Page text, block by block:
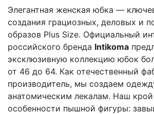
Элегантная женская юбка —
создания грациозных, деловых и
образов Plus Size. Официальный
российского бренда Intikoma
эксклюзивную коллекцию юбок
от 46 до 64. Как отечественный
производитель, мы создаем
анатомическим лекалам. Наш крой
особенности пышной фигуры: